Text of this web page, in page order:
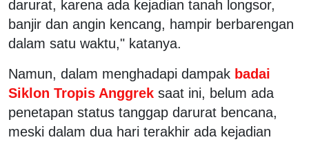
darurat, karena ada kejadian tanah longsor,
banjir dan angin kencang, hampir berbarengan
dalam satu waktu," katanya.
Namun, dalam menghadapi dampak badai
Siklon Tropis Anggrek saat ini, belum ada
penetapan status tanggap darurat bencana,
meski dalam dua hari terakhir ada kejadian